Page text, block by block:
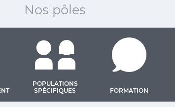
Nos pôles
POPULATIONS
SPÉCIFIQUES
FORMATION